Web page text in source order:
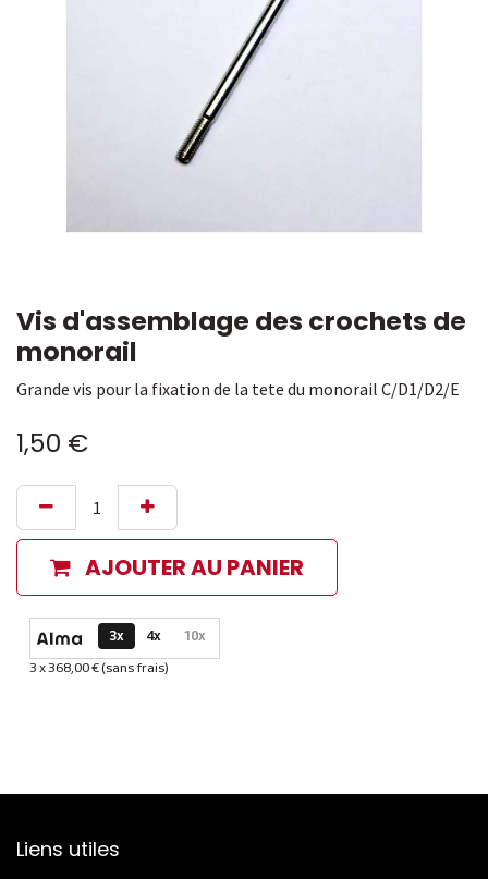
Vis d'assemblage des crochets de
monorail
Grande vis pour la fixation de la tete du monorail C/D1/D2/E
1,50 €
AJOUTER AU PANIER
Options de paiement disponibles
3x 4x 10x
Informations sur le plan de paiement sélectionné
3 x 368,00 € (sans frais)
Liens utiles